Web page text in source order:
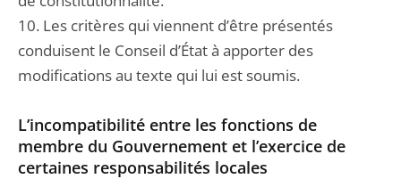
10. Les critères qui viennent d’être présentés
conduisent le Conseil d’État à apporter des
modifications au texte qui lui est soumis.
L’incompatibilité entre les fonctions de
membre du Gouvernement et l’exercice de
certaines responsabilités locales